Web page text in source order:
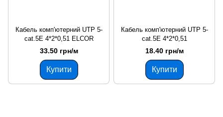
Кабель комп'ютерний UTP 5-
cat.5E 4*2*0,51 ELCOR
33.50 грн/м
Купити
Кабель комп'ютерний UTP 5-
cat.5E 4*2*0,51
18.40 грн/м
Купити